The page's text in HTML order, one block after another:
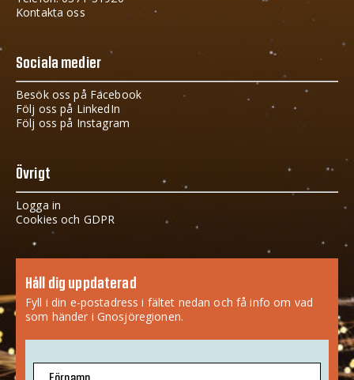
Kontakta oss
Sociala medier
Besök oss på Facebook
Följ oss på LinkedIn
Följ oss på Instagram
Övrigt
Logga in
Cookies och GDPR
Håll dig uppdaterad
Fyll i din e-postadress i fältet nedan och få info om vad
som händer i Gnosjöregionen.